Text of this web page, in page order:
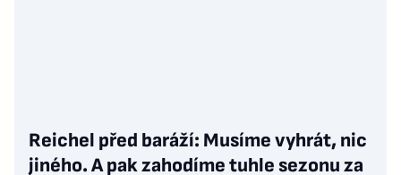
Reichel před baráží: Musíme vyhrát, nic
jiného. A pak zahodíme tuhle sezonu za